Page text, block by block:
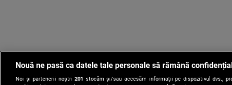
Nouă ne pasă ca datele tale personale să rămână
Noi și partenerii noștri201 stocăm și/sau accesăm informații pe dispozitivul dvs.,